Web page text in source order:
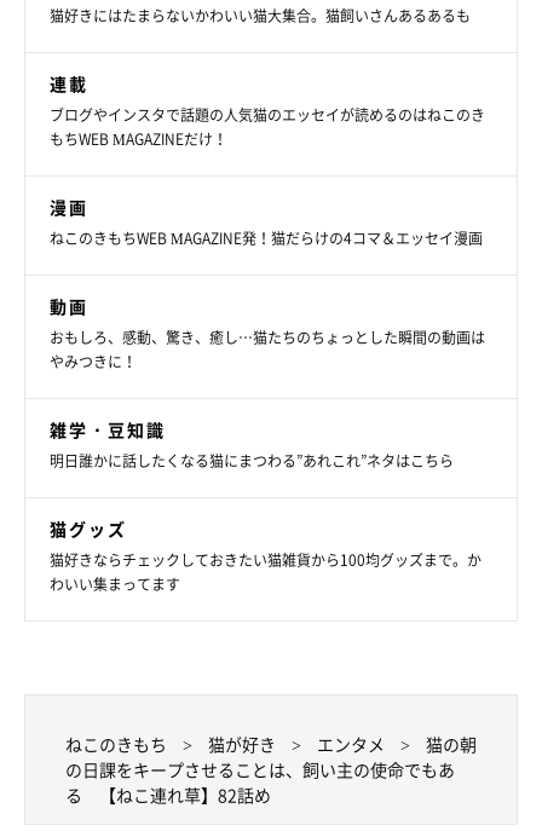
猫好きにはたまらないかわいい猫大集合。猫飼いさんあるあるも
連載
ブログやインスタで話題の人気猫のエッセイが読めるのはねこのき
もちWEB MAGAZINEだけ！
漫画
ねこのきもちWEB MAGAZINE発！猫だらけの4コマ＆エッセイ漫画
動画
おもしろ、感動、驚き、癒し…猫たちのちょっとした瞬間の動画は
やみつきに！
雑学・豆知識
明日誰かに話したくなる猫にまつわる”あれこれ”ネタはこちら
猫グッズ
猫好きならチェックしておきたい猫雑貨から100均グッズまで。か
わいい集まってます
ねこのきもち 猫が好き エンタメ
猫の朝
の日課をキープさせることは、飼い主の使命でもあ
る 【ねこ連れ草】82話め